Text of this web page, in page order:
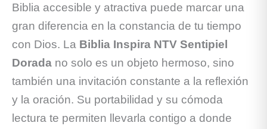
Biblia accesible y atractiva puede marcar una
gran diferencia en la constancia de tu tiempo
con Dios. La Biblia Inspira NTV Sentipiel
Dorada no solo es un objeto hermoso, sino
también una invitación constante a la reflexión
y la oración. Su portabilidad y su cómoda
lectura te permiten llevarla contigo a donde